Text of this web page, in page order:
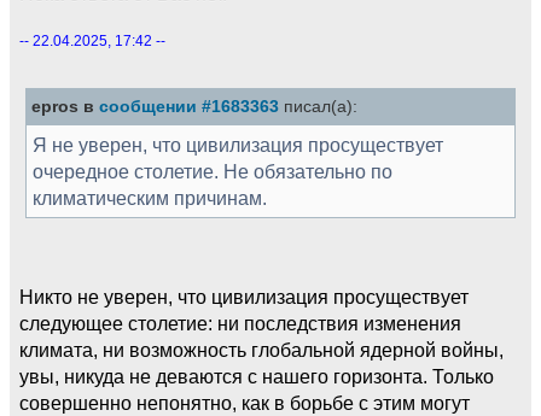
-- 22.04.2025, 17:42 --
epros в сообщении #1683363 писал(а):
Я не уверен, что цивилизация просуществует
очередное столетие. Не обязательно по
климатическим причинам.
Никто не уверен, что цивилизация просуществует
следующее столетие: ни последствия изменения
климата, ни возможность глобальной ядерной войны,
увы, никуда не деваются с нашего горизонта. Только
совершенно непонятно, как в борьбе с этим могут